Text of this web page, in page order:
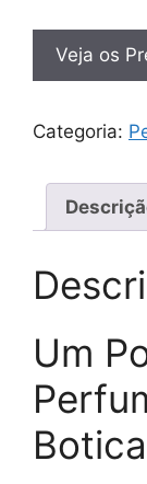
Veja os
Categoria:
Um